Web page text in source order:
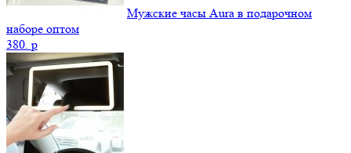
Мужские часы Aura в подарочном
наборе оптом
380. p